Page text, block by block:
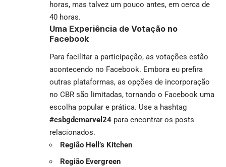
horas, mas talvez um pouco antes, em cerca de
40 horas.
Uma Experiência de Votação no
Facebook
Para facilitar a participação, as votações estão
acontecendo no Facebook. Embora eu prefira
outras plataformas, as opções de incorporação
no CBR são limitadas, tornando o Facebook uma
escolha popular e prática. Use a hashtag
#csbgdcmarvel24 para encontrar os posts
relacionados.
Região Hell’s Kitchen
Região Evergreen